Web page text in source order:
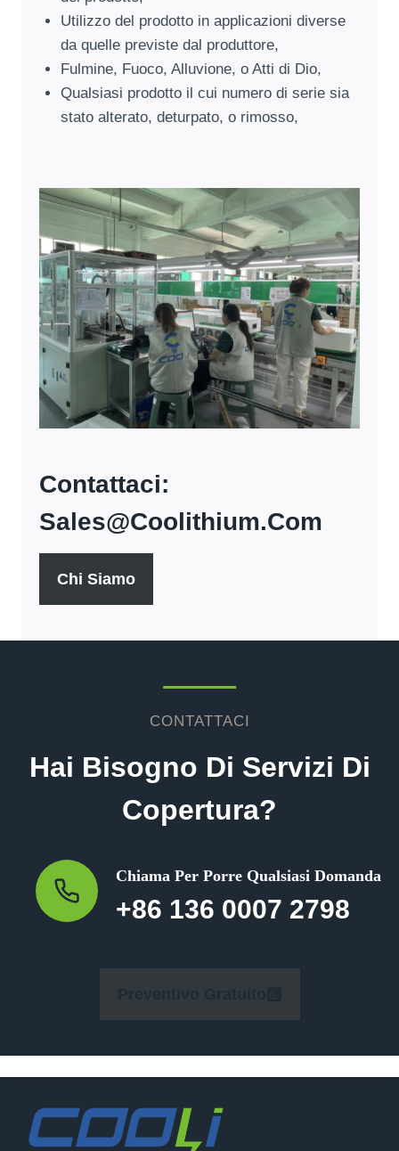
Utilizzo del prodotto in applicazioni diverse
da quelle previste dal produttore,
Fulmine, Fuoco, Alluvione, o Atti di Dio,
Qualsiasi prodotto il cui numero di serie sia
stato alterato, deturpato, o rimosso,
Contattaci:
Sales@coolithium.com
Chi Siamo
CONTATTACI
Hai Bisogno Di Servizi Di
Copertura?
Chiama Per Porre Qualsiasi Domanda
+86 136 0007 2798